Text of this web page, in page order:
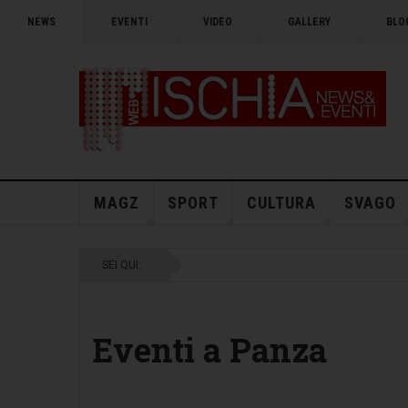
NEWS EVENTI VIDEO GALLERY
MAGZ SPORT CULTURA SVAGO
SEI QUI:
Eventi a Panza